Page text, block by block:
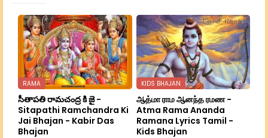
RAMA
సీతాపతి రామచంద్ర కి జై -
Sitapathi Ramchandra Ki
Jai Bhajan - Kabir Das
Bhajan
KIDS BHAJAN
ஆத்மா ராம ஆனந்த ரமண -
Atma Rama Ananda
Ramana Lyrics Tamil -
Kids Bhajan